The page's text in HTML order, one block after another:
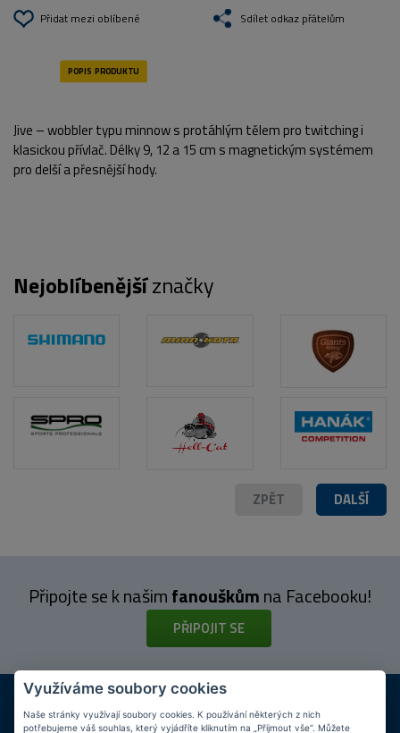
Přidat mezi oblíbené Sdílet odkaz přátelům
Jive – wobbler typu minnow s protáhlým tělem pro twitching i
klasickou přívlač. Délky 9, 12 a 15 cm s magnetickým systémem
pro delší a přesnější hody.
Nejoblíbenějšíznačky
DALŠÍ
ZPĚT
Připojte se k našimfanouškůmna Facebooku!
PŘIPOJIT SE
DOPRAVA ZDARMA
Při nákupu nad 2 000 Kč
KAMENNÉ PRODEJNY
Jsme na trhu více než 10 let
Využíváme soubory cookies
Naše stránky využívají soubory cookies. K používání některých z nich
potřebujeme váš souhlas, který vyjádříte kliknutím na „Přijmout vše“. Můžete